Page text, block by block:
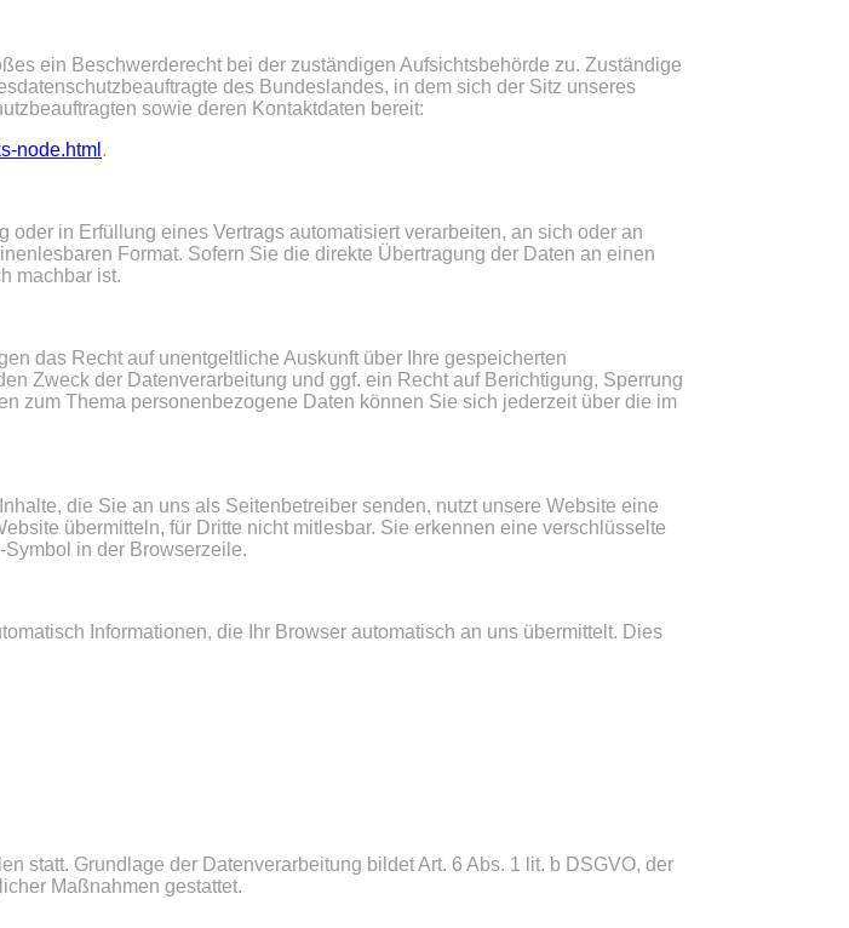
ein Beschwerderecht bei der zuständigen Aufsichtsbehörde zu. Zuständige
des Bundeslandes, in dem sich der Sitz unseres
sowie deren Kontaktdaten bereit:
node.html .
in Erfüllung eines Vertrags automatisiert verarbeiten, an sich oder an
Format. Sofern Sie die direkte Übertragung der Daten an einen
machbar ist.
das Recht auf unentgeltliche Auskunft über Ihre gespeicherten
Zweck der Datenverarbeitung und ggf. ein Recht auf Berichtigung, Sperrung
zum Thema personenbezogene Daten können Sie sich jederzeit über die im
die Sie an uns als Seitenbetreiber senden, nutzt unsere Website eine
übermitteln, für Dritte nicht mitlesbar. Sie erkennen eine verschlüsselte
Symbol in der Browserzeile.
Informationen, die Ihr Browser automatisch an uns übermittelt. Dies
statt. Grundlage der Datenverarbeitung bildet Art. 6 Abs. 1 lit. b DSGVO, der
Maßnahmen gestattet.